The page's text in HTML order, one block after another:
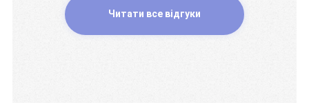
Читати все відгуки